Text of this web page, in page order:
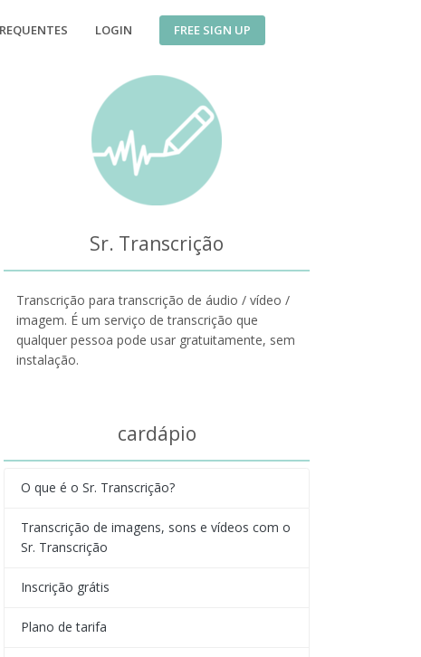
LOGIN FREE SIGN UP
Sr. Transcrição
Transcrição para transcrição de áudio / vídeo /
imagem. É um serviço de transcrição que
qualquer pessoa pode usar gratuitamente, sem
instalação.
cardápio
O que é o Sr. Transcrição?
Transcrição de imagens, sons e vídeos com o
Sr. Transcrição
Inscrição grátis
Plano de tarifa